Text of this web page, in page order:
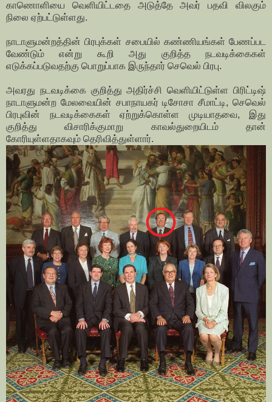
காணொளியை வெளியிட்டதை அடுத்தே அவர் பதவி விலகும்
நிலை ஏற்பட்டுள்ளது.
நாடாளுமன்றத்தின் பிரபுக்கள் சபையில் கண்ணியங்கள் பேணப்பட
வேண்டும் என்று கூறி அது குறித்த நடவடிக்கைகள்
எடுக்கப்படுவதற்கு பொறுப்பாக இருந்தார் செவெல் பிரபு.
அவரது நடவடிக்கை குறித்து அதிர்ச்சி வெளியிட்டுள்ள பிரிட்டிஷ்
நாடாளுமன்ற மேலவையின் சபாநாயகர் டிசோசா சீமாட்டி, செவெல்
பிரபுவின் நடவடிக்கைகள் ஏற்றுக்கொள்ள முடியாதவை, இது
குறித்து விசாரிக்குமாறு காவல்துறையிடம் தான்
கோரியுள்ளதாகவும் தெரிவித்துள்ளார்.